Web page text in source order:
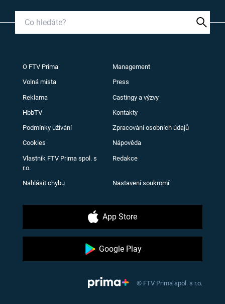
O FTV Prima Management
Volná místa Press
Reklama Castingy a výzvy
HbbTV Kontakty
Podmínky užívání Zpracování osobních údajů
Cookies Nápověda
Vlastník FTV Prima spol. s
r.o.
Redakce
Nahlásit chybu Nastavení soukromí
App Store
Google Play
© FTV Prima spol. s r.o.